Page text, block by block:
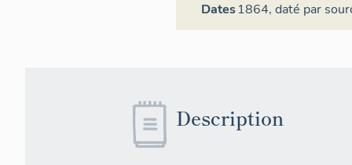
Dates1864,daté par
Description